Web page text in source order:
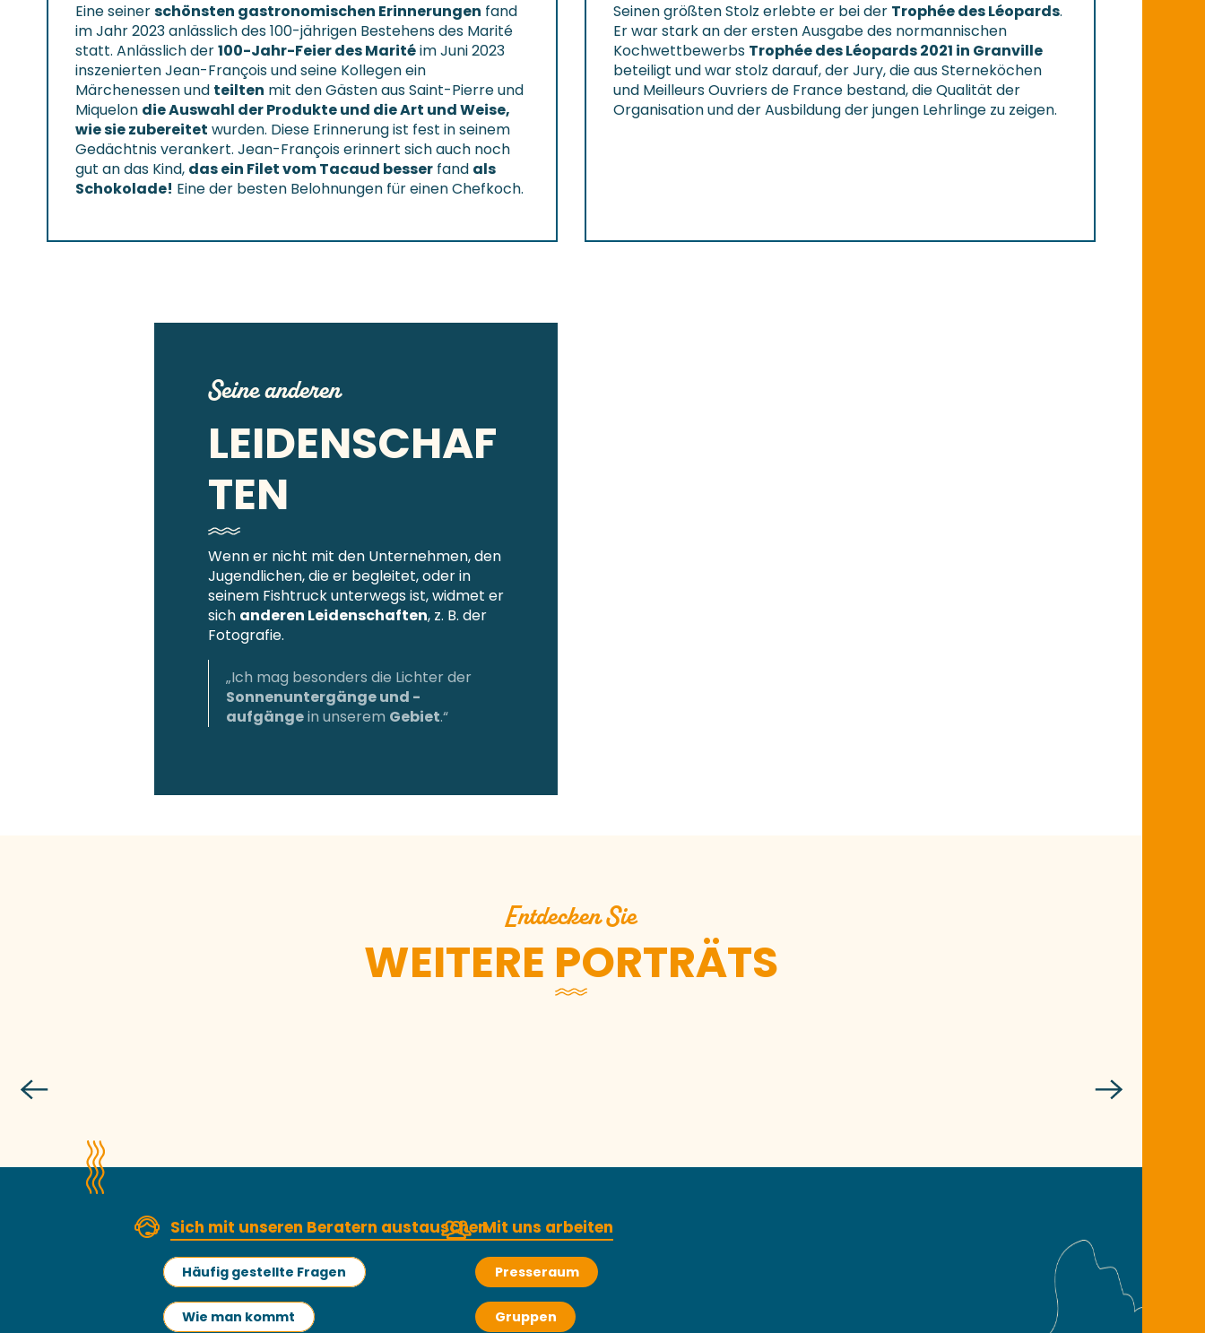
Eine seinerschönsten gastronomischen Erinnerungen fand
im Jahr 2023 anlässlich des 100-jährigen Bestehens des Marité
statt. Anlässlich der100-Jahr-Feier des Maritéim Juni 2023
inszenierten Jean-François und seine Kollegen ein
Märchenessen und teilten mit den Gästen aus Saint-Pierre und
Miquelon die Auswahl der Produkte und die Art und Weise,
wie sie zubereitet wurden. Diese Erinnerung ist fest in seinem
Gedächtnis verankert. Jean-François erinnert sich auch noch
gut an das Kind, das ein Filet vom Tacaud besser fand als
Schokolade! Eine der besten Belohnungen für einen Chefkoch.
Seinen größten Stolz erlebte er bei der Trophée des Léopards.
Er war stark an der ersten Ausgabe des normannischen
Kochwettbewerbs Trophée des Léopards 2021 in Granville
beteiligt und war stolz darauf, der Jury, die aus Sterneköchen
und Meilleurs Ouvriers de France bestand, die Qualität der
Organisation und der Ausbildung der jungen Lehrlinge zu zeigen.
Seine anderen
LEIDENSCHAF
TEN
Wenn er nicht mit den Unternehmen, den
Jugendlichen, die er begleitet, oder in
seinem Fishtruck unterwegs ist, widmet er
sich anderen Leidenschaften, z. B. der
Fotografie.
„Ich mag besonders die Lichter der
Sonnenuntergänge und -
aufgängein unserem Gebiet.“
Entdecken Sie
WEITERE PORTRÄTS
Sich mit unseren Beratern austauschen
Häufig gestellte Fragen
Wie man kommt
Mit uns arbeiten
Presseraum
Gruppen